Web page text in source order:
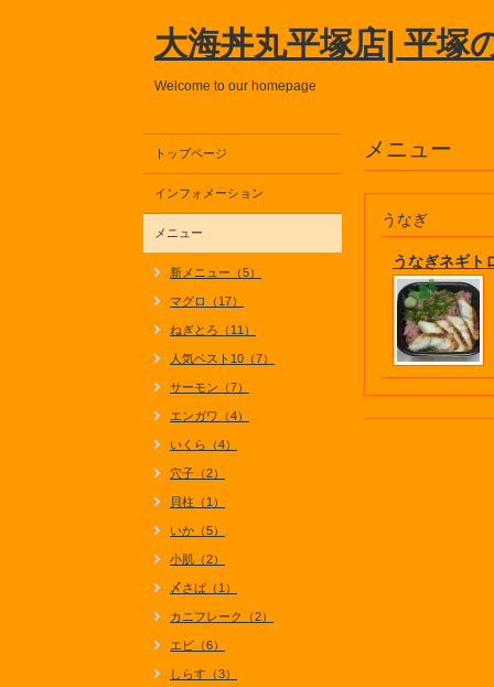
大海丼丸平塚店| 平塚
Welcome to our homepage
メニュー
うなぎ
うなぎネギト
トップページ
インフォメーション
メニュー
新メニュー（5）
マグロ（17）
ねぎとろ（11）
人気ベスト10（7）
サーモン（7）
エンガワ（4）
いくら（4）
穴子（2）
貝柱（1）
いか（5）
小肌（2）
〆さば（1）
カニフレーク（2）
エビ（6）
しらす（3）